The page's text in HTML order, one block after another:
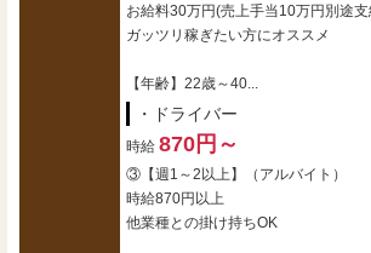
お給料30万円(売上手当10万円別途
ガッツリ稼ぎたい方にオススメ
【年齢】22歳～40...
・ドライバー
時給 870円～
③【週1～2以上】（アルバイト）
時給870円以上
他業種との掛け持ちOK